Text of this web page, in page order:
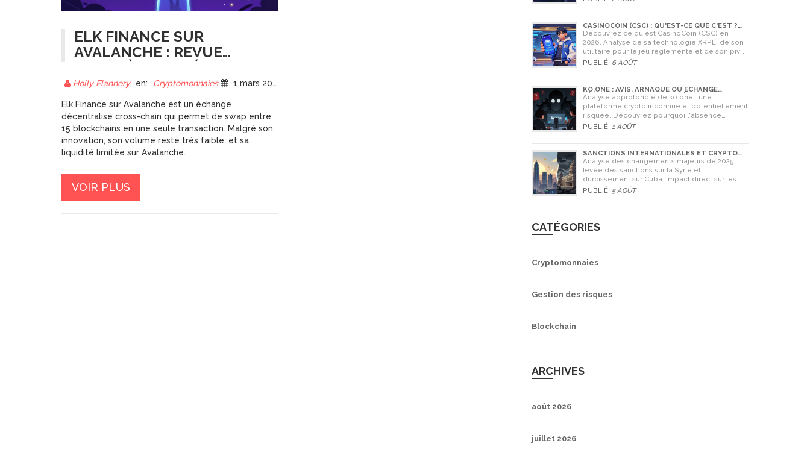
ELK FINANCE SUR
AVALANCHE : REVUE
COMPLÈTE DE L'ÉCHANGE
DÉCENTRALISÉ CROSS-
CHAIN
Holly Flannery en: Cryptomonnaies 1 mars 2026
Elk Finance sur Avalanche est un échange
décentralisé cross-chain qui permet de swap entre
15 blockchains en une seule transaction. Malgré son
innovation, son volume reste très faible, et sa
liquidité limitée sur Avalanche.
VOIR PLUS
CASINOCOIN (CSC) : QU'EST-CE QUE C'EST ?
GUIDE COMPLET, TOKENOMICS ET AVENIR EN
2026
Découvrez ce qu'est CasinoCoin (CSC) en
2026. Analyse de sa technologie XRPL, de son
utilitaire pour le jeu réglementé et de son pivot
stratégique vers LuckyHash.
PUBLIÉ: 6 AOÛT
KO.ONE : AVIS, ARNAQUE OU ÉCHANGE
LÉGITIME ? ANALYSE COMPLÈTE
Analyse approfondie de ko.one : une
plateforme crypto inconnue et potentiellement
risquée. Découvrez pourquoi l'absence
d'information est un danger, comparez avec
PUBLIÉ: 1 AOÛT
SANCTIONS INTERNATIONALES ET CRYPTO
EN SYRIE ET CUBA : L'IMPACT MAJEUR DE 2025
Analyse des changements majeurs de 2025 :
levée des sanctions sur la Syrie et
durcissement sur Cuba. Impact direct sur les
banques, le commerce et l'utilisation des
PUBLIÉ: 5 AOÛT
CATÉGORIES
Cryptomonnaies
Gestion des risques
Blockchain
ARCHIVES
août 2026
juillet 2026